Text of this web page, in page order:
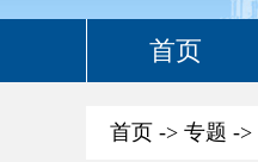
首页
首页 -> 专题 ->